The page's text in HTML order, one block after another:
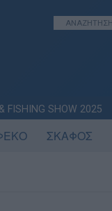
SHOW 2025
ΣΚΑΦΟΣ